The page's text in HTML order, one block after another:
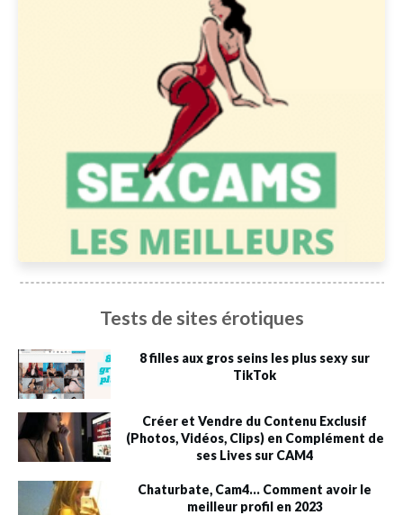
Tests de sites érotiques
8 filles aux gros seins les plus sexy sur
TikTok
Créer et Vendre du Contenu Exclusif
(Photos, Vidéos, Clips) en Complément de
ses Lives sur CAM4
Chaturbate, Cam4… Comment avoir le
meilleur profil en 2023